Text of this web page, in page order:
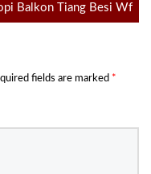
Balkon Tiang Besi Wf
fields are marked *